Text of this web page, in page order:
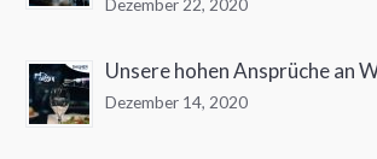
Dezember 22, 2020
Unsere hohen Ansprüche an
Dezember 14, 2020